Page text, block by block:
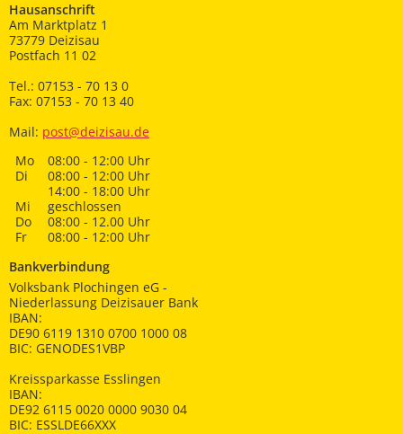
Hausanschrift
Am Marktplatz 1
73779 Deizisau
Postfach 11 02
Tel.: 07153 - 70 13 0
Fax: 07153 - 70 13 40
Mail: post@deizisau.de
Mo
08:00 - 12:00 Uhr
Di
08:00 - 12:00 Uhr
14:00 - 18:00 Uhr
Mi
geschlossen
Do
08:00 - 12.00 Uhr
Fr
08:00 - 12:00 Uhr
Bankverbindung
Volksbank Plochingen eG -
Niederlassung Deizisauer Bank
IBAN:
DE90 6119 1310 0700 1000 08
BIC: GENODES1VBP
Kreissparkasse Esslingen
IBAN:
DE92 6115 0020 0000 9030 04
BIC: ESSLDE66XXX